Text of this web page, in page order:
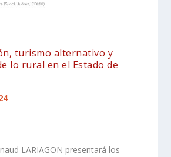
turismo alternativo y
lo rural en el Estado de
LARIAGON presentará los